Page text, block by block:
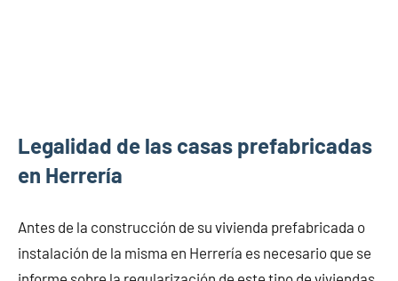
Legalidad de las casas prefabricadas
en Herrería
Antes de la construcción de su vivienda prefabricada o
instalación de la misma en Herrería es necesario que se